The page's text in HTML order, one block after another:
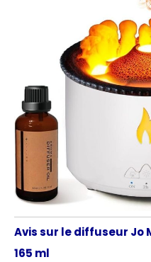
Avis sur le diffuseur Jo
165 ml